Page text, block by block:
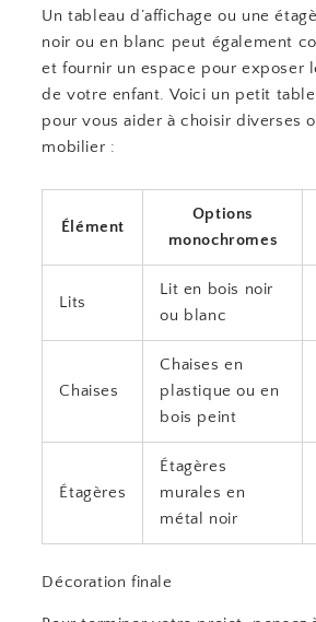
Un tableau d’affichage ou une
noir ou en blanc peut également
et fournir un espace pour exposer
de votre enfant. Voici un petit
pour vous aider à choisir diverses
mobilier :
Élément
Options
monochromes
Lits
Lit en bois noir
ou blanc
Chaises
Chaises en
plastique ou en
bois peint
Étagères
Étagères
murales en
métal noir
Décoration finale